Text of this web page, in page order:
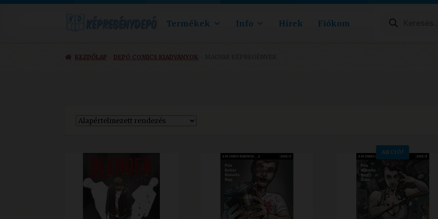
Termékek Info Hírek Fiókom search
KEZDŐLAP DEPÓ COMICS KIADVÁNYOK
AKCIÓ!